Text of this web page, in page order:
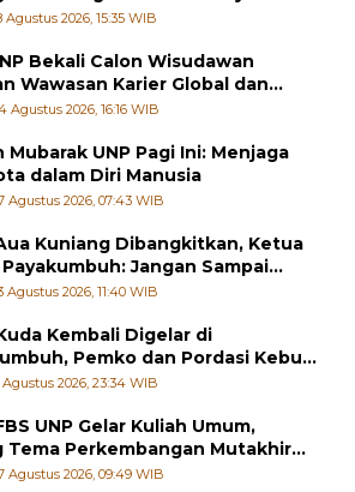
Bekali Calon Wisudawan
Wawasan Karier Global dan
Kreatif
Agustus 2026, 16:16 WIB
Mubarak UNP Pagi Ini: Menjaga
dalam Diri Manusia
Agustus 2026, 07:43 WIB
Kuniang Dibangkitkan, Ketua
Payakumbuh: Jangan Sampai
Muda Hilang Jati Diri
Agustus 2026, 11:40 WIB
Kembali Digelar di
Pemko dan Pordasi Kebut
Agustus 2026, 23:34 WIB
UNP Gelar Kuliah Umum,
Tema Perkembangan Mutakhir
Dunia
Agustus 2026, 09:49 WIB